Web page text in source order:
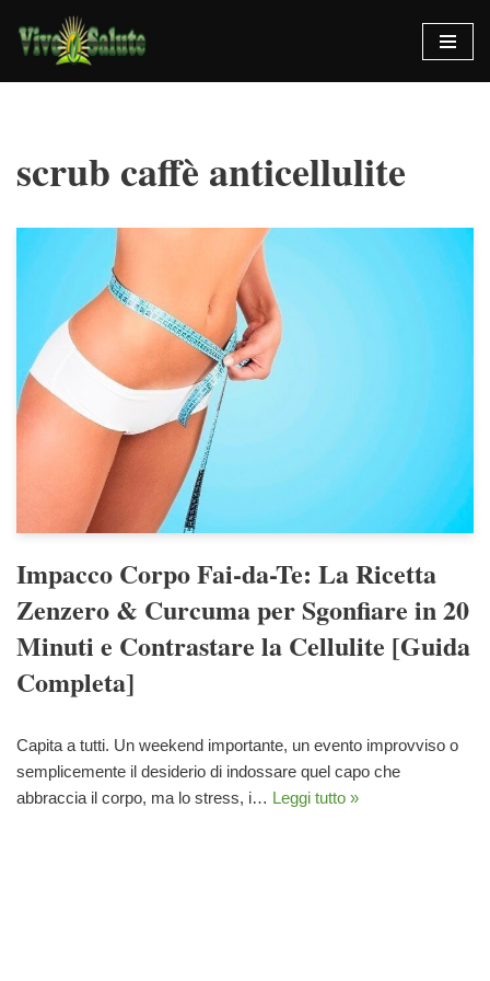
Vai
al
scrub caffè anticellulite
Impacco Corpo Fai-da-Te: La Ricetta
Zenzero & Curcuma per Sgonfiare in 20
Minuti e Contrastare la Cellulite [Guida
Completa]
Capita a tutti. Un weekend importante, un evento improvviso o
semplicemente il desiderio di indossare quel capo che
abbraccia il corpo, ma lo stress, i… Leggi tutto »